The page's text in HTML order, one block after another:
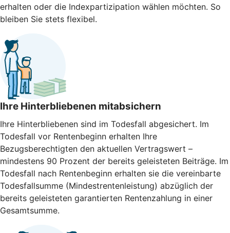
erhalten oder die Indexpartizipation wählen möchten. So
bleiben Sie stets flexibel.
Ihre Hinterbliebenen mitabsichern
Ihre Hinterbliebenen sind im Todesfall abgesichert. Im
Todesfall vor Rentenbeginn erhalten Ihre
Bezugsberechtigten den aktuellen Vertragswert –
mindestens 90 Prozent der bereits geleisteten Beiträge. Im
Todesfall nach Rentenbeginn erhalten sie die vereinbarte
Todesfallsumme (Mindestrentenleistung) abzüglich der
bereits geleisteten garantierten Rentenzahlung in einer
Gesamtsumme.